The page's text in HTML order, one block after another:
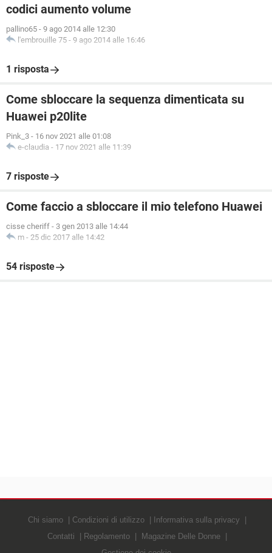
codici aumento volume
pallino65 - 9 ago 2014 alle 12:30
l'embrouille 75 - 9 ago 2014 alle 16:46
1 risposta
Come sbloccare la sequenza dimenticata su
Huawei p20lite
Pink_3 - 16 nov 2021 alle 01:08
e-claudia - 17 nov 2021 alle 11:39
7 risposte
Come faccio a sbloccare il mio telefono Huawei
cisse cheriff - 3 gen 2013 alle 14:44
m - 25 dic 2017 alle 14:42
54 risposte
Chi siamo Condizioni di utilizzo
Informativa sulla privacy
Contatti
Regolamento
Magazine Delle Donne